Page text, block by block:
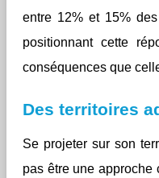
entre 12% et 15%
positionnant cette
conséquences que
Des territoires
Se projeter sur son
pas être une approche